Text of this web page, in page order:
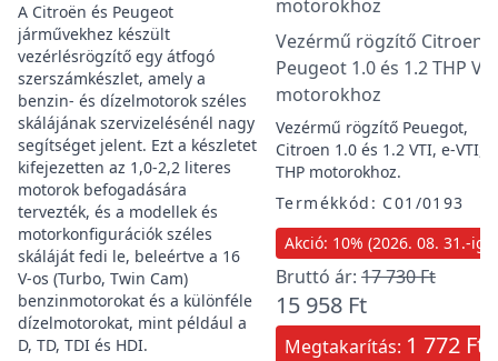
A Citroën és Peugeot
járművekhez készült
vezérlésrögzítő egy átfogó
szerszámkészlet, amely a
benzin- és dízelmotorok széles
skálájának szervizelésénél nagy
segítséget jelent. Ezt a készletet
kifejezetten az 1,0-2,2 literes
motorok befogadására
tervezték, és a modellek és
motorkonfigurációk széles
skáláját fedi le, beleértve a 16
V-os (Turbo, Twin Cam)
benzinmotorokat és a különféle
dízelmotorokat, mint például a
D, TD, TDI és HDI.
Vezérmű rögzítő Citroen,
Peugeot 1.0 és 1.2 THP VTI
motorokhoz
Vezérmű rögzítő Peuegot,
Citroen 1.0 és 1.2 VTI, e-VTI,
THP motorokhoz.
Termékkód: C01/0193
Akció: 10% (2026. 08. 31.-ig)
Bruttó ár: 17 730 Ft
15 958 Ft
Megtakarítás: 1 772 Ft